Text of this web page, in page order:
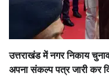
उत्तराखंड में नगर निकाय
अपना संकल्प पत्र जारी कर